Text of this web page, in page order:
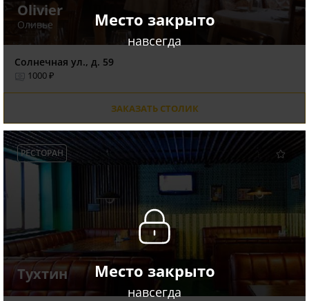
Место закрыто
навсегда
Olivier
Оливье
Солнечная ул., д. 59
1000 ₽
ЗАКАЗАТЬ СТОЛИК
Место закрыто
навсегда
РЕСТОРАН
Тухтин